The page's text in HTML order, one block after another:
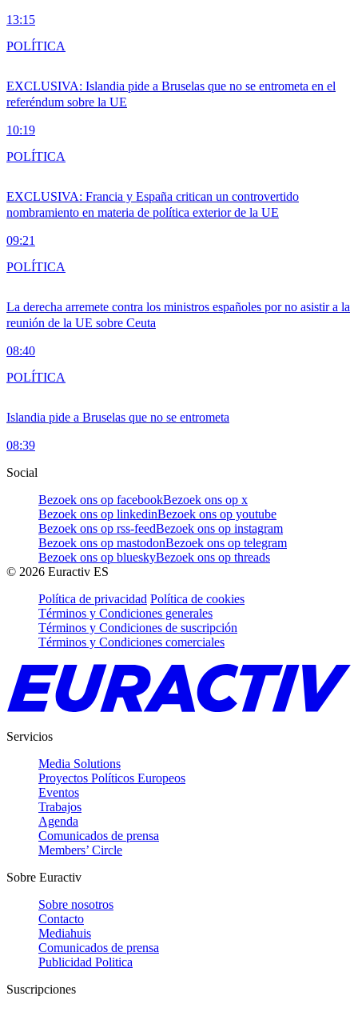
13:15
EXCLUSIVA: Islandia pide a Bruselas que no se entrometa en el
referéndum sobre la UE
10:19
POLÍTICA
EXCLUSIVA: Francia y España critican un controvertido
nombramiento en materia de política exterior de la UE
09:21
POLÍTICA
La derecha arremete contra los ministros españoles por no asistir a la
reunión de la UE sobre Ceuta
08:40
POLÍTICA
Islandia pide a Bruselas que no se entrometa
08:39
POLÍTICA
Social
Bezoek ons op facebookBezoek ons op x
Bezoek ons op linkedinBezoek ons op youtube
Bezoek ons op rss-feedBezoek ons op instagram
Bezoek ons op mastodonBezoek ons op telegram
Bezoek ons op blueskyBezoek ons op threads
© 2026 Euractiv ES
Política de privacidad Política de cookies
Términos y Condiciones generales
Términos y Condiciones de suscripción
Términos y Condiciones comerciales
Servicios
Media Solutions
Proyectos Políticos Europeos
Eventos
Trabajos
Agenda
Comunicados de prensa
Members’ Circle
Sobre Euractiv
Sobre nosotros
Contacto
Mediahuis
Comunicados de prensa
Publicidad Politica
Suscripciones